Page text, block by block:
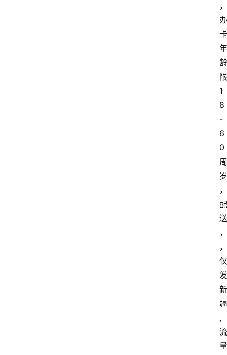
，
办
卡
年
龄
限
1
8
-
6
0
周
岁
，
配
送
，
，
仅
发
新
疆
,
流
量